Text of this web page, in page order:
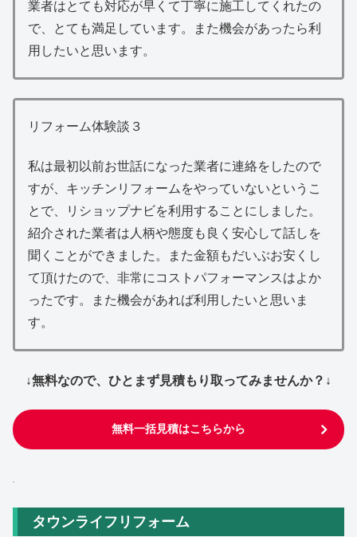
業者はとても対応が早くて丁寧に施工してくれたの
で、とても満足しています。また機会があったら利
用したいと思います。
リフォーム体験談３
私は最初以前お世話になった業者に連絡をしたので
すが、キッチンリフォームをやっていないというこ
とで、リショップナビを利用することにしました。
紹介された業者は人柄や態度も良く安心して話しを
聞くことができました。また金額もだいぶお安くし
て頂けたので、非常にコストパフォーマンスはよか
ったです。また機会があれば利用したいと思いま
す。
↓無料なので、ひとまず見積もり取ってみませんか？↓
無料一括見積はこちらから
タウンライフリフォーム